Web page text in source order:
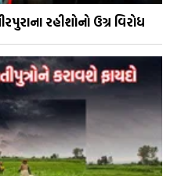
રહીશોનો ઉગ્ર વિરોધ